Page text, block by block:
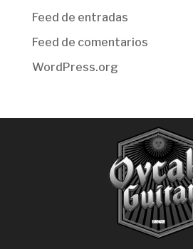
Feed de entradas
Feed de comentarios
WordPress.org